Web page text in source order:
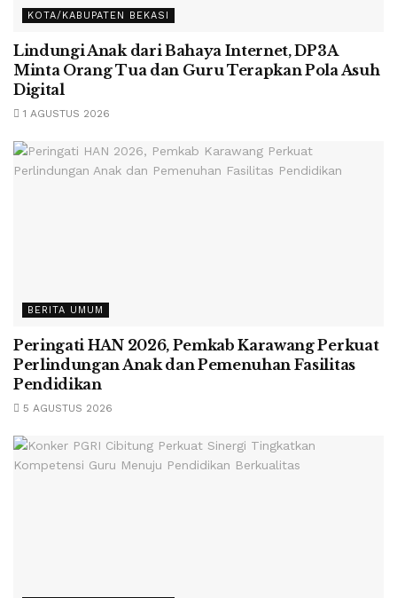
KOTA/KABUPATEN BEKASI
Lindungi Anak dari Bahaya Internet, DP3A
Minta Orang Tua dan Guru Terapkan Pola Asuh
Digital
1 AGUSTUS 2026
BERITA UMUM
Peringati HAN 2026, Pemkab Karawang Perkuat
Perlindungan Anak dan Pemenuhan Fasilitas
Pendidikan
5 AGUSTUS 2026